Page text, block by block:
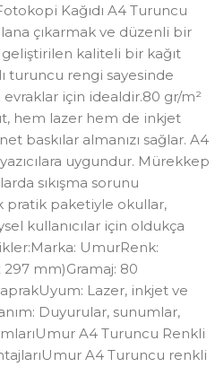
Kağıdı A4 Turuncu
çıkarmak ve düzenli bir
kaliteli bir kağıt
turuncu rengi sayesinde
için idealdir.80 gr/m²
hem lazer hem de inkjet
baskılar almanızı sağlar. A4
uygundur. Mürekkep
sıkışma sorunu
pratik paketiyle okullar,
kullanıcılar için oldukça
UmurRenk:
mm)Gramaj: 80
Lazer, inkjet ve
Duyurular, sunumlar,
A4 Turuncu Renkli
A4 Turuncu renkli